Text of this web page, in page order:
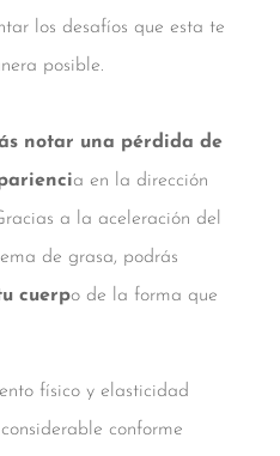
los desafíos que esta te
posible.
notar una pérdida de
a en la dirección
a la aceleración del
de grasa, podrás
cuerpo de la forma que
físico y elasticidad
conforme